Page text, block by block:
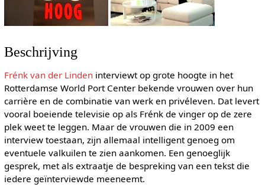
Beschrijving
Frénk van der Lindeninterviewt op grote hoogte in het
Rotterdamse World Port Center bekende vrouwen over hun
carrière en de combinatie van werk en privéleven. Dat levert
vooral boeiende televisie op als Frénk de vinger op de zere
plek weet te leggen. Maar de vrouwen die in 2009 een
interview toestaan, zijn allemaal intelligent genoeg om
eventuele valkuilen te zien aankomen. Een genoeglijk
gesprek, met als extraatje de bespreking van een tekst die
iedere geïnterviewde meeneemt.